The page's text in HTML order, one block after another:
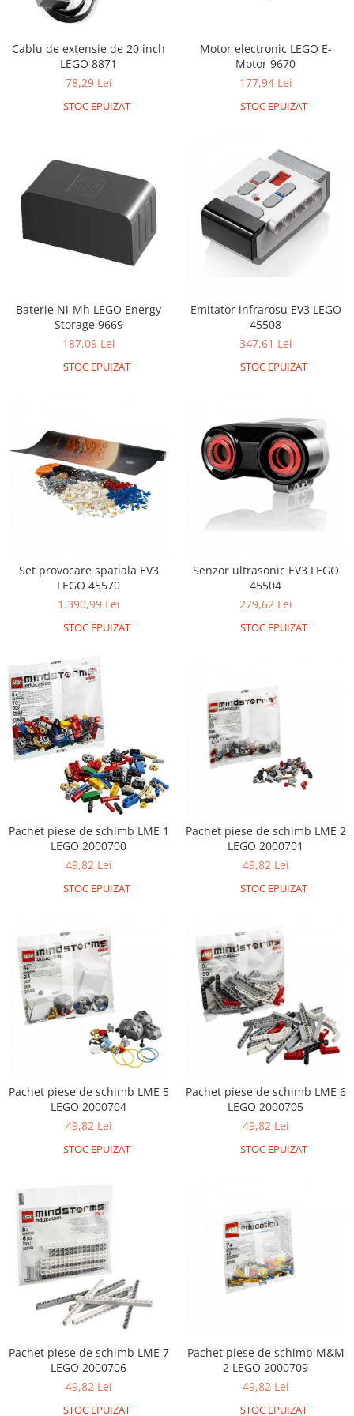
RS-232
RS-485
Telecomenzi
Motor 25D
Motoreductor plastic
Sub-Micro
Rulmenti
Sasiu
Servomotoare
Suruburi, Piulite, Conectare
Micro:bit
Nvidia
Olinuxino
Python
Teensy
Thing
Radar
Vreme
Cablu de extensie de 20 inch
LEGO 8871
78,29 Lei
STOC EPUIZAT
Motor electronic LEGO E-
Motor 9670
177,94 Lei
STOC EPUIZAT
Baterie Ni-Mh LEGO Energy
Storage 9669
187,09 Lei
STOC EPUIZAT
Emitator infrarosu EV3 LEGO
45508
347,61 Lei
STOC EPUIZAT
Set provocare spatiala EV3
LEGO 45570
1.390,99 Lei
STOC EPUIZAT
Senzor ultrasonic EV3 LEGO
45504
279,62 Lei
STOC EPUIZAT
Pachet piese de schimb LME 1
LEGO 2000700
49,82 Lei
STOC EPUIZAT
Pachet piese de schimb LME 2
LEGO 2000701
49,82 Lei
STOC EPUIZAT
Pachet piese de schimb LME 5
LEGO 2000704
49,82 Lei
STOC EPUIZAT
Pachet piese de schimb LME 6
LEGO 2000705
49,82 Lei
STOC EPUIZAT
Pachet piese de schimb LME 7
LEGO 2000706
49,82 Lei
STOC EPUIZAT
Pachet piese de schimb M&M
2 LEGO 2000709
49,82 Lei
STOC EPUIZAT